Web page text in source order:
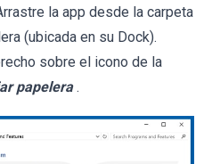
la app desde la carpeta
(ubicada en su Dock).
sobre el icono de la
papelera .